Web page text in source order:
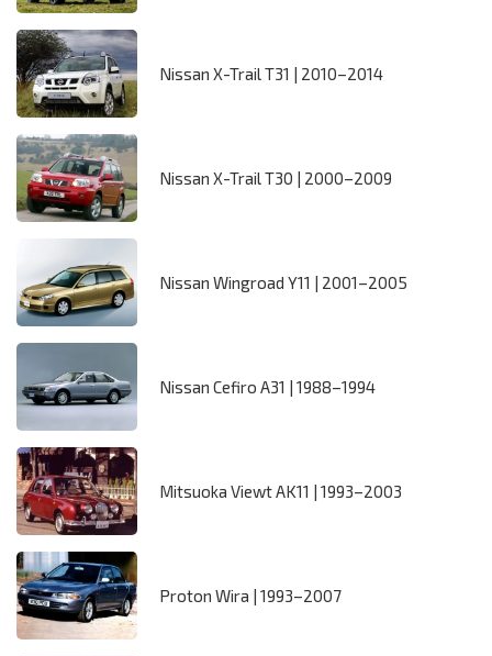
Nissan X-Trail T31 | 2010–2014
Nissan X-Trail T30 | 2000–2009
Nissan Wingroad Y11 | 2001–2005
Nissan Cefiro A31 | 1988–1994
Mitsuoka Viewt AK11 | 1993–2003
Proton Wira | 1993–2007